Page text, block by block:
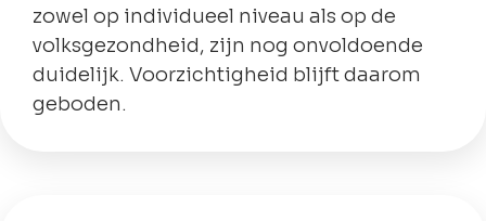
zowel op individueel niveau als op de
volksgezondheid, zijn nog onvoldoende
duidelijk. Voorzichtigheid blijft daarom
geboden.